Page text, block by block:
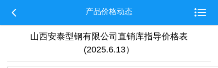
 产品价格动态 
山西安泰型钢有限公司直销库指导价格表
(2025.6.13）